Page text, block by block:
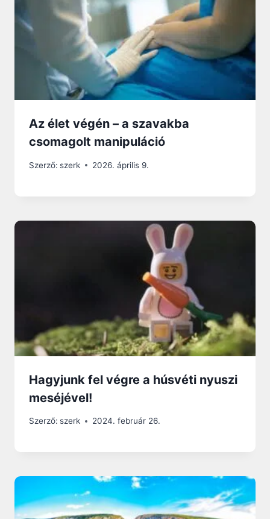
Az élet végén – a szavakba
csomagolt manipuláció
Szerző: szerk 2026. április 9.
Hagyjunk fel végre a húsvéti nyuszi
meséjével!
Szerző: szerk 2024. február 26.